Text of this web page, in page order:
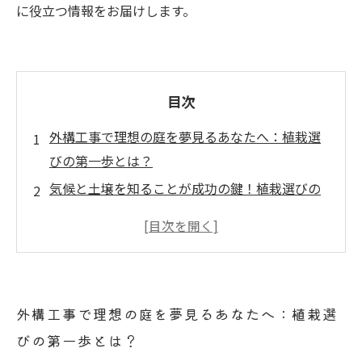
に役立つ情報をお届けします。
目次
外構工事で理想の庭を夢見るあなたへ：植栽選
びの第一歩とは？
気候と土壌を知ることが成功の鍵！植栽選びの
失敗しない植栽配置術：美しさと機能性を両立
植栽の管理法
長く愛される庭づくりへ：外構工事で後悔しな
外構工事で理想の庭を夢見るあなたへ：植栽選
びの第一歩とは？